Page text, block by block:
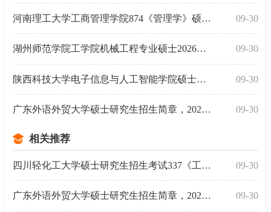
河南理工大学工商管理学院874《管理学》硕士研究生20 09-30
湖州师范学院工学院机械工程专业硕士2026年考试大纲 09-30
陕西科技大学电子信息与人工智能学院硕士研究生入学考 09-30
广东外语外贸大学硕士研究生招生简章，2026考研新发布 09-30
相关推荐
四川轻化工大学硕士研究生招生考试337《工业设计工程》 09-30
广东外语外贸大学硕士研究生招生简章，2026考研新发布 09-30